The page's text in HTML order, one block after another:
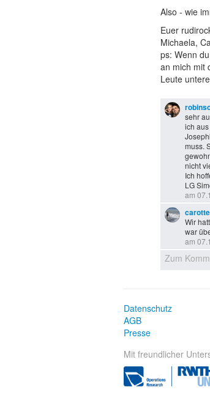
Also - wie
Euer
Michaela,
ps: Wenn
an mich mit
Leute
sehr
ich
muss.
nicht
Ich
LG
am
Wir
war
am
Zum
Datenschutz
AGB
Presse
Mit freundlicher